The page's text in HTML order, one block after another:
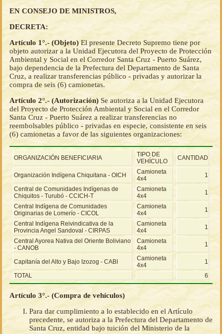
EN CONSEJO DE MINISTROS,
DECRETA:
Artículo 1°.- (Objeto)El presente Decreto Supremo tiene por
objeto autorizar a la Unidad Ejecutora del Proyecto de Protección
Ambiental y Social en el Corredor Santa Cruz - Puerto Suárez,
bajo dependencia de la Prefectura del Departamento de Santa
Cruz, a realizar transferencias público - privadas y autorizar la
compra de seis (6) camionetas.
Artículo 2°.- (Autorización) Se autoriza a la Unidad Ejecutora
del Proyecto de Protección Ambiental y Social en el Corredor
Santa Cruz - Puerto Suárez a realizar transferencias no
reembolsables público - privadas en especie, consistente en seis
(6) camionetas a favor de las siguientes organizaciones:
ORGANIZACIÓN BENEFICIARIA
TIPO DE
VEHÍCULO
CANTIDAD
Organización Indígena Chiquitana - OICH
Camioneta
4x4
1
Central de Comunidades Indígenas de
Chiquitos - Turubó - CCICH-T
Camioneta
4x4
1
Central Indígena de Comunidades
Originarias de Lomerío - CICOL
Camioneta
4x4
1
Central Indígena Reivindicativa de la
Provincia Angel Sandoval - CIRPAS
Camioneta
4x4
1
Central Ayorea Nativa del Oriente Boliviano
- CANOB
Camioneta
4x4
1
Capitanía del Alto y Bajo Izozog - CABI
Camioneta
4x4
1
TOTAL
6
Artículo 3°.- (Compra de vehículos)
Para dar cumplimiento a lo establecido en el Artículo
precedente, se autoriza a la Prefectura del Departamento de
Santa Cruz, entidad bajo tuición del Ministerio de la